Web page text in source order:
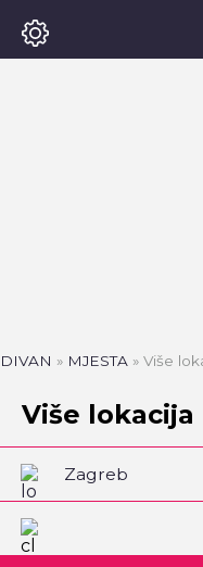
DIVAN » MJESTA » Više
Više lokacija
Zagreb